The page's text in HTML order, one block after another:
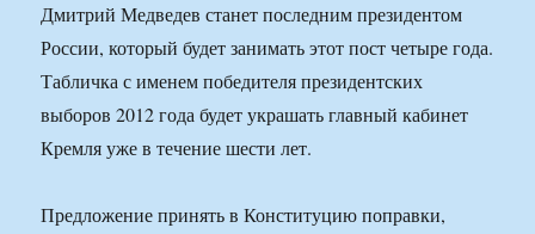
Дмитрий Медведев станет последним президентом
России, который будет занимать этот пост четыре года.
Табличка с именем победителя президентских
выборов 2012 года будет украшать главный кабинет
Кремля уже в течение шести лет.
Предложение принять в Конституцию поправки,